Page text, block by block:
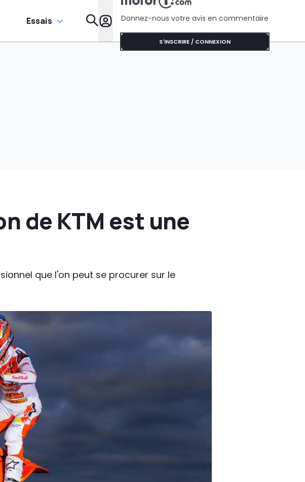
Essais Donnez-nous votre avis en commentaire
S'INSCRIRE / CONNEXION
de KTM est une
que l'on peut se procurer sur le